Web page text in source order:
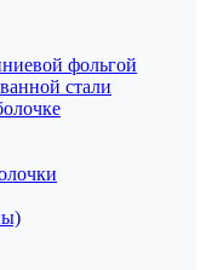
фольгой
стали